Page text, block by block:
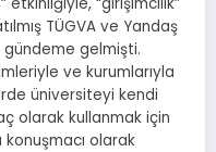
TÜGVA ve Yandaş
gelmişti.
ve kurumlarıyla
üniversiteyi kendi
olarak kullanmak için
konuşmacı olarak